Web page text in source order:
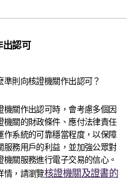
出認可
準則向核證機關作出認可？
機關作出認可時，會考慮多個因
機關的財政條件、應付法律責任
作系統的可靠穩當程度，以保障
服務用戶的利益，並加強公眾對
機關服務進行電子交易的信心。
情，請瀏覽核證機關及證書的